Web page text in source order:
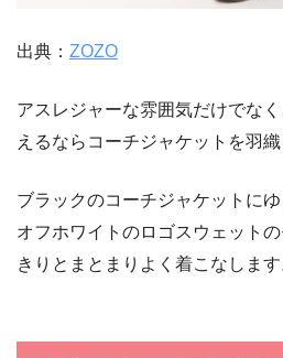
出典： ZOZO
アスレジャーな雰囲気だけでな
えるならコーチジャケットを羽織
ブラックのコーチジャケットに
オフホワイトのロゴスウェット
きりとまとまりよく着こなします